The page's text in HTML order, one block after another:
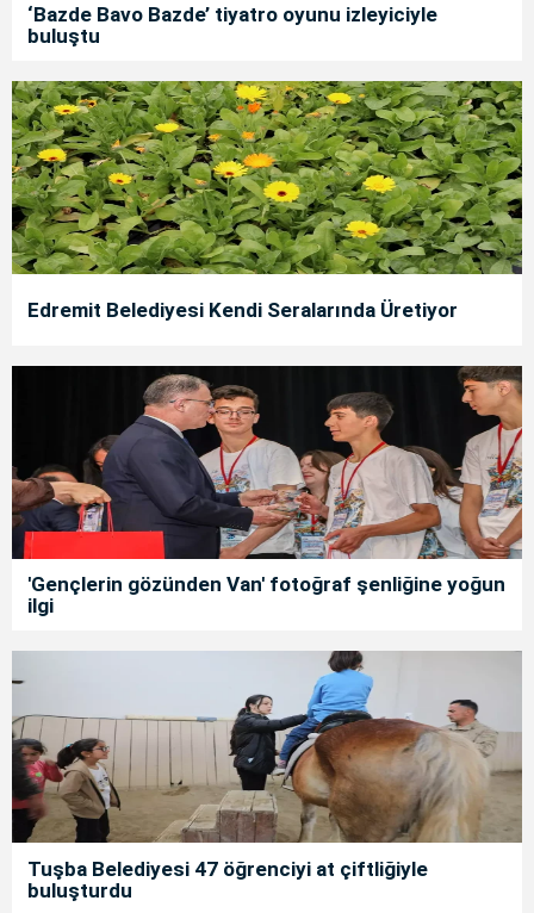
‘Bazde Bavo Bazde’ tiyatro oyunu izleyiciyle
buluştu
Edremit Belediyesi Kendi Seralarında Üretiyor
'Gençlerin gözünden Van' fotoğraf şenliğine yoğun
ilgi
Tuşba Belediyesi 47 öğrenciyi at çiftliğiyle
buluşturdu